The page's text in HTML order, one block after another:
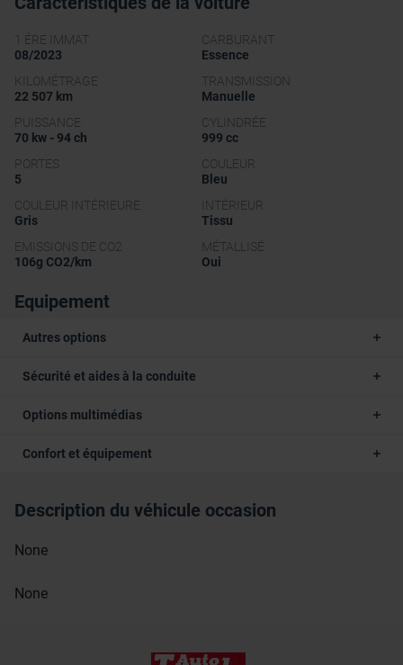
1 ÉRE IMMAT
08/2023
CARBURANT
Essence
KILOMÉTRAGE
22 507 km
TRANSMISSION
Manuelle
PUISSANCE
70 kw - 94 ch
CYLINDRÉE
999 cc
PORTES
5
COULEUR
Bleu
COULEUR INTÉRIEURE
Gris
INTÉRIEUR
Tissu
EMISSIONS DE CO2
106g CO2/km
MÉTALLISÉ
Oui
Equipement
Autres options
Sécurité et aides à la conduite
Options multimédias
Confort et équipement
Description du véhicule occasion
None
None